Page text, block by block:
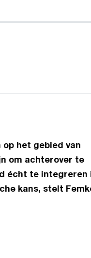
het gebied van
om achterover te
écht te integreren
kans, stelt